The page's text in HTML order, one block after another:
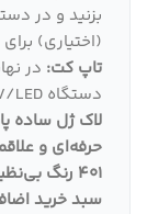
(اختیاری)
تاپ کت: در
دستگاه UV/LED خشک کنید.
لاک ژل ساده
حرفه‌ای و
401 رنگ
سبد خرید